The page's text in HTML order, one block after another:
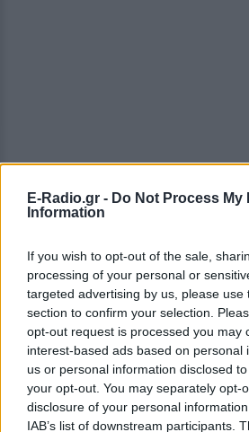
E-Radio.gr - Do Not Process My
Information
If you wish to opt-out of the sale,
processing of your personal or
targeted advertising by us, please use
section to confirm your selection.
opt-out request is processed you may
interest-based ads based on personal
us or personal information disclosed
your opt-out. You may separately opt-
disclosure of your personal
IAB’s list of downstream participants.
ΣΤΗΝ ΙΔΙΑ
Ο Γιώργος
απίθανη
καφετέριας
βίντεο
ΠΡΙΝ 8 ΏΡΕΣ
Συνεχή